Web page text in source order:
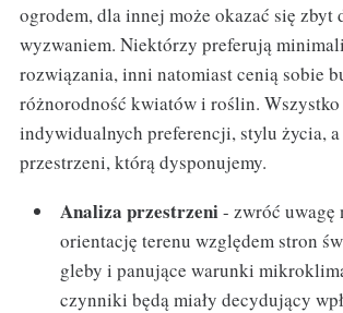
ogrodem, dla innej może okazać się zbyt
wyzwaniem. Niektórzy preferują
rozwiązania, inni natomiast cenią sobie
różnorodność kwiatów i roślin.
indywidualnych preferencji, stylu życia, a
przestrzeni, którą dysponujemy.
Analiza przestrzeni- zwróć uwagę
orientację terenu względem stron
gleby i panujące warunki
czynniki będą miały decydujący